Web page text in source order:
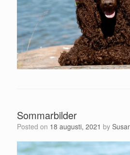
Sommarbilder
Posted on 18 augusti, 2021 by